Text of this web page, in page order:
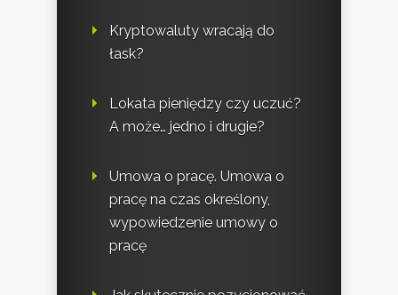
Kryptowaluty wracają do
łask?
Lokata pieniędzy czy uczuć?
A może… jedno i drugie?
Umowa o pracę. Umowa o
pracę na czas określony,
wypowiedzenie umowy o
pracę